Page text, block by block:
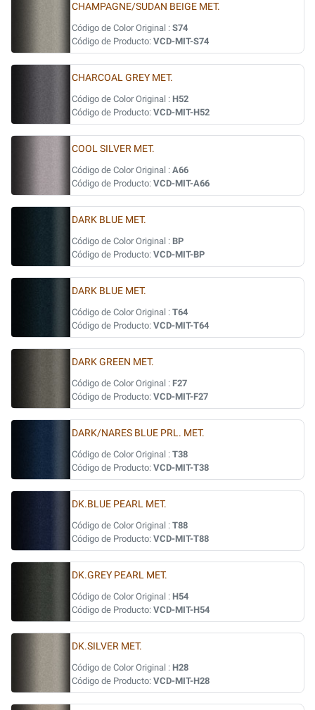
CHAMPAGNE/SUDAN BEIGE MET.
Código de Color Original : S74
Código de Producto: VCD-MIT-S74
CHARCOAL GREY MET.
Código de Color Original : H52
Código de Producto: VCD-MIT-H52
COOL SILVER MET.
Código de Color Original : A66
Código de Producto: VCD-MIT-A66
DARK BLUE MET.
Código de Color Original : BP
Código de Producto: VCD-MIT-BP
DARK BLUE MET.
Código de Color Original : T64
Código de Producto: VCD-MIT-T64
DARK GREEN MET.
Código de Color Original : F27
Código de Producto: VCD-MIT-F27
DARK/NARES BLUE PRL. MET.
Código de Color Original : T38
Código de Producto: VCD-MIT-T38
DK.BLUE PEARL MET.
Código de Color Original : T88
Código de Producto: VCD-MIT-T88
DK.GREY PEARL MET.
Código de Color Original : H54
Código de Producto: VCD-MIT-H54
DK.SILVER MET.
Código de Color Original : H28
Código de Producto: VCD-MIT-H28